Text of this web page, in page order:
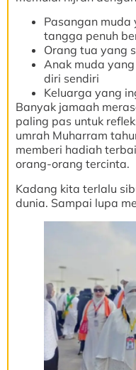
Pasangan muda
tangga penuh
Orang tua yang
Anak muda
diri sendiri
Keluarga yang
Banyak jamaah
paling pas untuk
umrah Muharram
memberi hadiah
orang-orang tercinta.
Kadang kita terlalu
dunia. Sampai lupa